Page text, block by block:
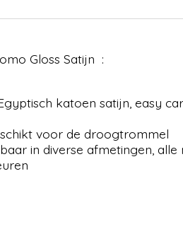
Gloss Satijn :
katoen satijn, easy
voor de droogtrommel
in diverse afmetingen,